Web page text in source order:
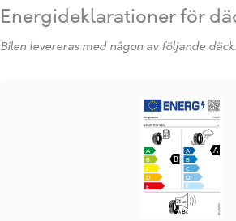
Energideklarationer för
Bilen levereras med någon av följande däck.